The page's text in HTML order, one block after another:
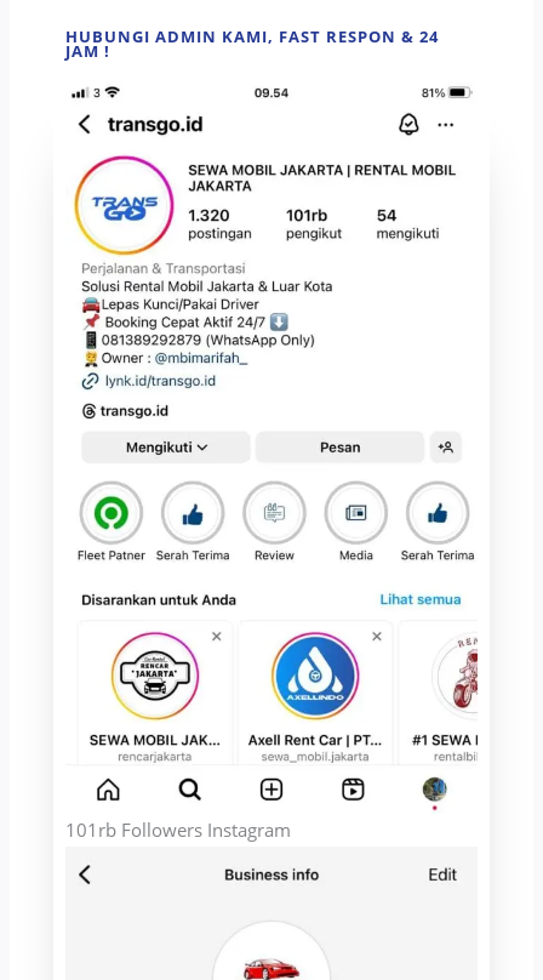
HUBUNGI ADMIN KAMI, FAST RESPON & 24
JAM !
101rb Followers Instagram